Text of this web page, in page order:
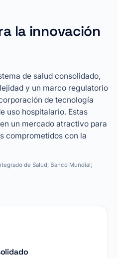
la innovación
de salud consolidado,
y un marco regulatorio
de tecnología
uso hospitalario. Estas
un mercado atractivo para
comprometidos con la
de Salud; Banco Mundial;